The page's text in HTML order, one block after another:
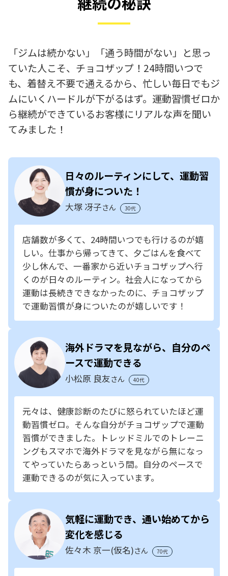
「ジムは続かない」「通う時間がない」と思っ
ていた人こそ、チョコザップ！24時間いつで
も、着替え不要で通えるから、忙しい毎日でもジ
ムにいくハードルが下がるはず。運動習慣ゼロか
ら継続ができているお客様にリアルな声を聞い
てみました！
日々のルーティンにして、運動習
慣が身についた！
大塚 冴子さん 30代
店舗数が多くて、24時間いつでも行けるのが嬉
しい。仕事から帰ってきて、夕ごはんを食べて
少し休んで、一番家から近いチョコザップへ行
くのが日々のルーティン。社会人になってから
運動は長続きできなかったのに、チョコザップ
で運動習慣が身についたのが嬉しいです！
海外ドラマを見ながら、自分のペ
ースで運動できる
小松原 良友さん 40代
元々は、健康診断のたびに怒られていたほど運
動習慣ゼロ。そんな自分がチョコザップで運動
習慣ができました。トレッドミルでのトレーニ
ングもスマホで海外ドラマを見ながら無になっ
てやっていたらあっという間。自分のペースで
運動できるのが気に入っています。
気軽に運動でき、通い始めてから
変化を感じる
佐々木 京一(仮名)さん 70代